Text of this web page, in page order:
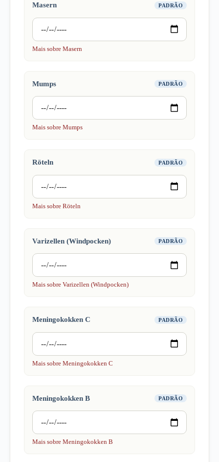
Masern PADRÃO
Mais sobre Masern
Mumps PADRÃO
Mais sobre Mumps
Röteln PADRÃO
Mais sobre Röteln
Varizellen (Windpocken) PADRÃO
Mais sobre Varizellen (Windpocken)
Meningokokken C PADRÃO
Mais sobre Meningokokken C
Meningokokken B PADRÃO
Mais sobre Meningokokken B